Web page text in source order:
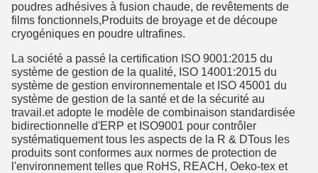
poudres adhésives à fusion chaude, de revêtements de
films fonctionnels,Produits de broyage et de découpe
cryogéniques en poudre ultrafines.
La société a passé la certification ISO 9001:2015 du
système de gestion de la qualité, ISO 14001:2015 du
système de gestion environnementale et ISO 45001 du
système de gestion de la santé et de la sécurité au
travail.et adopte le modèle de combinaison standardisée
bidirectionnelle d'ERP et ISO9001 pour contrôler
systématiquement tous les aspects de la R & DTous les
produits sont conformes aux normes de protection de
l'environnement telles que RoHS, REACH, Oeko-tex et